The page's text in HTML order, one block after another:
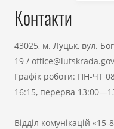
Контакти
43025, м. Луцьк, вул.
19 /
Графік роботи: ПН-ЧТ
16:15, перерва
Відділ комунікацій «15-